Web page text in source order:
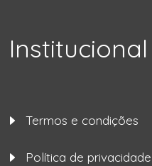
Institucional
Termos e condições
Política de privacidade